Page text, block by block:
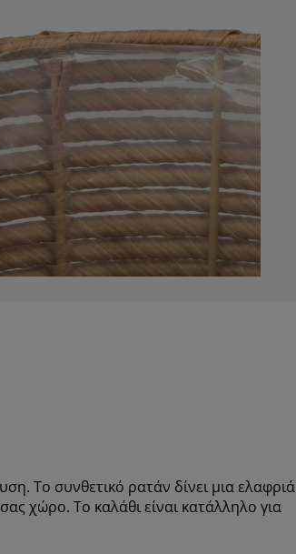
Το συνθετικό ρατάν δίνει μια ελαφριά
χώρο. Το καλάθι είναι κατάλληλο για